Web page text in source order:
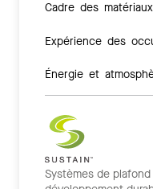
Cadre des
Expérience des
Énergie et
Systèmes de